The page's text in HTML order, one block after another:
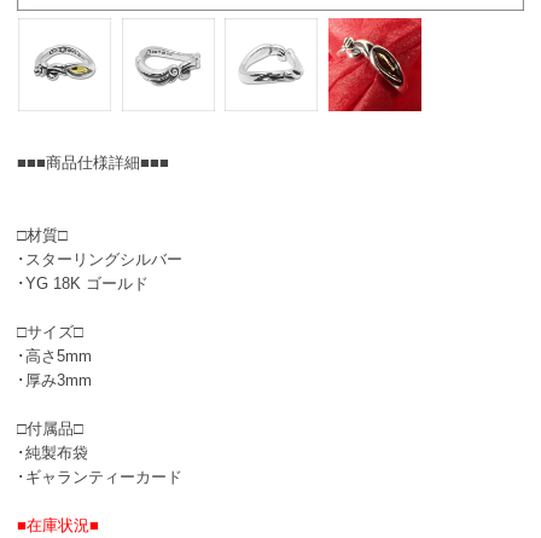
■■■商品仕様詳細■■■
□材質□
･スターリングシルバー
･YG 18K ゴールド
□サイズ□
･高さ5mm
･厚み3mm
□付属品□
･純製布袋
･ギャランティーカード
■在庫状況■